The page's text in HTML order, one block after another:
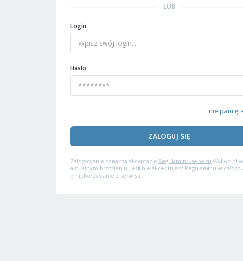
LUB
Login
Hasło
nie
ZALOGUJ SIĘ
Zalogowanie oznacza akceptację Regulaminu serwisu Wykop.pl
aktualnym brzmieniu. Jeśli nie akceptujesz Regulaminu w
o niekorzystanie z serwisu.